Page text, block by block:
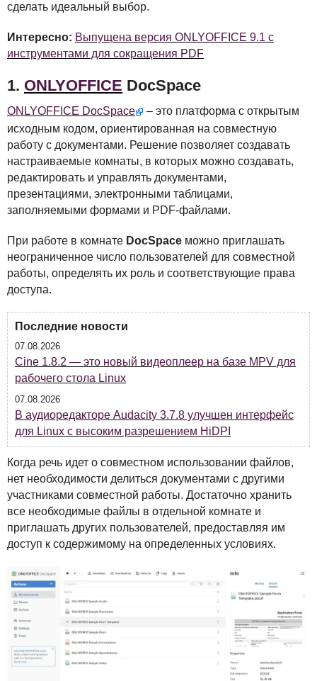
сделать идеальный выбор.
Интересно: Выпущена версия ONLYOFFICE 9.1 с
инструментами для сокращения PDF
1. ONLYOFFICE DocSpace
ONLYOFFICE DocSpace
– это платформа с открытым
исходным кодом, ориентированная на совместную
работу с документами. Решение позволяет создавать
настраиваемые комнаты, в которых можно создавать,
редактировать и управлять документами,
презентациями, электронными таблицами,
заполняемыми формами и PDF-файлами.
При работе в комнате DocSpace можно приглашать
неограниченное число пользователей для совместной
работы, определять их роль и соответствующие права
доступа.
Последние новости
07.08.2026
Cine 1.8.2 — это новый видеоплеер на базе MPV для
рабочего стола Linux
07.08.2026
В аудиоредакторе Audacity 3.7.8 улучшен интерфейс
для Linux с высоким разрешением HiDPI
Когда речь идет о совместном использовании файлов,
нет необходимости делиться документами с другими
участниками совместной работы. Достаточно хранить
все необходимые файлы в отдельной комнате и
приглашать других пользователей, предоставляя им
доступ к содержимому на определенных условиях.